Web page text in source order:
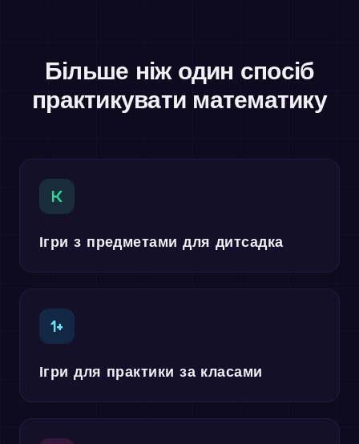
Більше ніж один спосіб
практикувати математику
K
Ігри з предметами для дитсадка
1+
Ігри для практики за класами